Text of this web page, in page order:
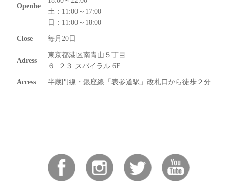
Openhe
土：11:00～17:00
日：11:00～18:00
Close 毎月20日
Adress
東京都港区南青山５丁目
６−２３ スパイラル 6F
Access 半蔵門線・銀座線「表参道駅」改札口から徒歩２分